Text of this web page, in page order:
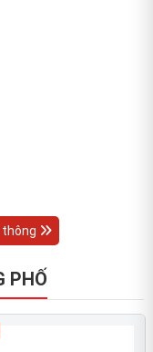
thông
PHỐ